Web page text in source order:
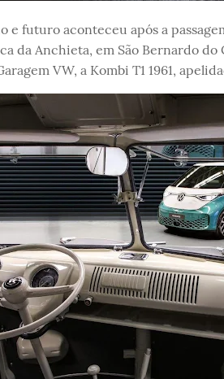
e futuro aconteceu após a
da Anchieta, em São Bernardo do
VW, a Kombi T1 1961,